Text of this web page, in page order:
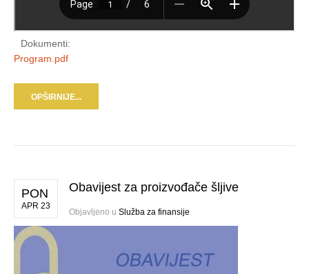
Dokumenti:
Program.pdf
OPŠIRNIJE...
PON
APR 23
Obavijest za proizvođače šljive
Objavljeno u Služba za finansije